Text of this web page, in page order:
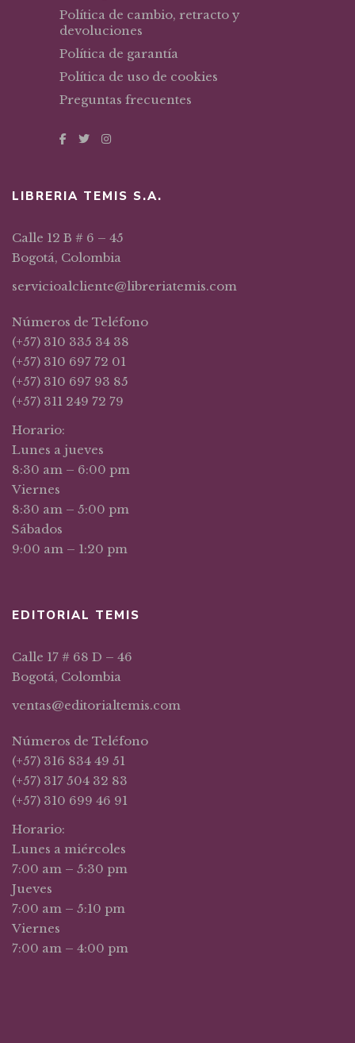
Política de cambio, retracto y
devoluciones
Política de garantía
Política de uso de cookies
Preguntas frecuentes
LIBRERIA TEMIS S.A.
Calle 12 B # 6 – 45
Bogotá, Colombia
servicioalcliente@libreriatemis.com
Números de Teléfono
(+57) 310 335 34 38
(+57) 310 697 72 01
(+57) 310 697 93 85
(+57) 311 249 72 79
Horario:
Lunes a jueves
8:30 am – 6:00 pm
Viernes
8:30 am – 5:00 pm
Sábados
9:00 am – 1:20 pm
EDITORIAL TEMIS
Calle 17 # 68 D – 46
Bogotá, Colombia
ventas@editorialtemis.com
Números de Teléfono
(+57) 316 834 49 51
(+57) 317 504 32 83
(+57) 310 699 46 91
Horario:
Lunes a miércoles
7:00 am – 5:30 pm
Jueves
7:00 am – 5:10 pm
Viernes
7:00 am – 4:00 pm